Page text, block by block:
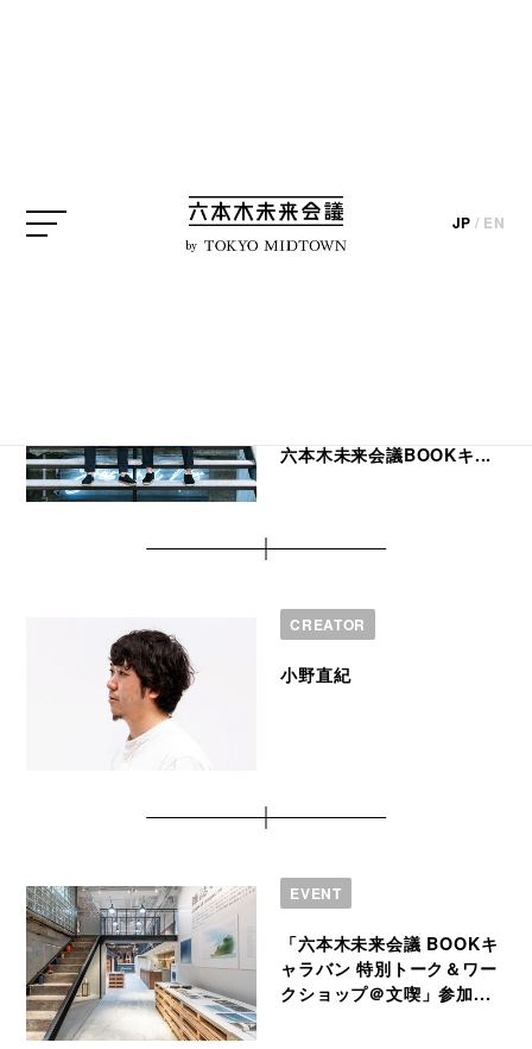
by
JP / EN
検索結果
六本木未来会議BOOKキ...
CREATOR
小野直紀
EVENT
「六本木未来会議 BOOKキ
ャラバン 特別トーク＆ワー
クショップ＠文喫」参加...